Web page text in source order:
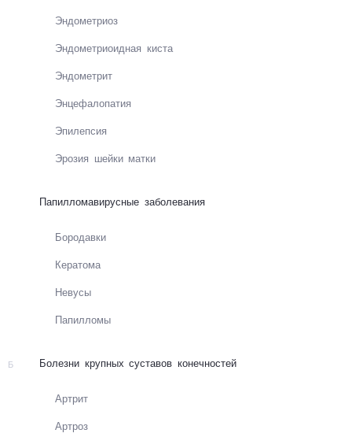
Эндо­мет­ри­оз
Эн­до­мет­рио­ид­ная кис­та
Эндо­мет­рит
Энцефа­ло­па­тия
Эпилеп­сия
Эро­зия шей­ки мат­ки
Папилломавирусные заболевания
Бо­ро­дав­ки
Ке­ра­то­ма
Не­ву­сы
Папил­ло­мы
Б Болезни крупных суставов конечностей
Артрит
Артроз